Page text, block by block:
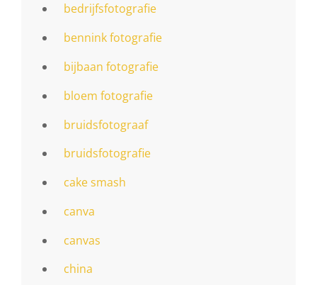
bedrijfsfotografie
bennink fotografie
bijbaan fotografie
bloem fotografie
bruidsfotograaf
bruidsfotografie
cake smash
canva
canvas
china